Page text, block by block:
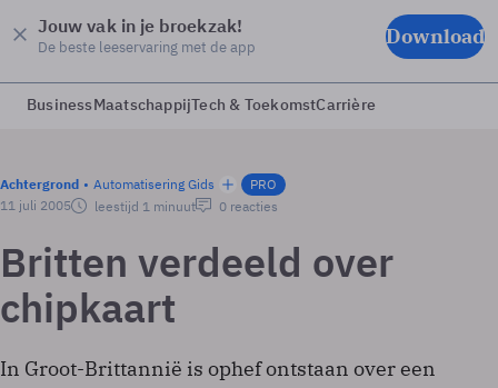
Jouw vak in je broekzak!
De beste leeservaring met de app Download
BusinessMaatschappijTech & ToekomstCarrière
Achtergrond Automatisering Gids
PRO
11 juli 2005
leestijd 1 minuut 0 reacties
Britten verdeeld over
chipkaart
In Groot-Brittannië is ophef ontstaan over een